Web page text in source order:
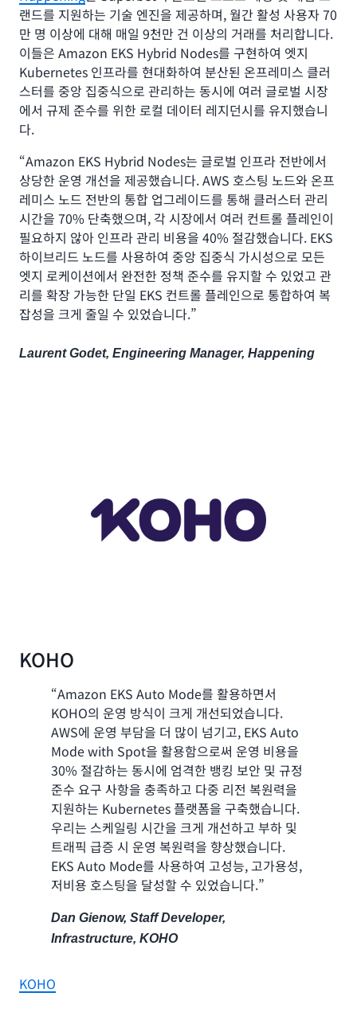
랜드를 지원하는 기술 엔진을 제공하며, 월간 활성 사용자 70
만 명 이상에 대해 매일 9천만 건 이상의 거래를 처리합니다.
이들은 Amazon EKS Hybrid Nodes를 구현하여 엣지
Kubernetes 인프라를 현대화하여 분산된 온프레미스 클러
스터를 중앙 집중식으로 관리하는 동시에 여러 글로벌 시장
에서 규제 준수를 위한 로컬 데이터 레지던시를 유지했습니
다.
“Amazon EKS Hybrid Nodes는 글로벌 인프라 전반에서
상당한 운영 개선을 제공했습니다. AWS 호스팅 노드와 온프
레미스 노드 전반의 통합 업그레이드를 통해 클러스터 관리
시간을 70% 단축했으며, 각 시장에서 여러 컨트롤 플레인이
필요하지 않아 인프라 관리 비용을 40% 절감했습니다. EKS
하이브리드 노드를 사용하여 중앙 집중식 가시성으로 모든
엣지 로케이션에서 완전한 정책 준수를 유지할 수 있었고 관
리를 확장 가능한 단일 EKS 컨트롤 플레인으로 통합하여 복
잡성을 크게 줄일 수 있었습니다.”
Laurent Godet, Engineering Manager, Happening
KOHO
“Amazon EKS Auto Mode를 활용하면서
KOHO의 운영 방식이 크게 개선되었습니다.
AWS에 운영 부담을 더 많이 넘기고, EKS Auto
Mode with Spot을 활용함으로써 운영 비용을
30% 절감하는 동시에 엄격한 뱅킹 보안 및 규정
준수 요구 사항을 충족하고 다중 리전 복원력을
지원하는 Kubernetes 플랫폼을 구축했습니다.
우리는 스케일링 시간을 크게 개선하고 부하 및
트래픽 급증 시 운영 복원력을 향상했습니다.
EKS Auto Mode를 사용하여 고성능, 고가용성,
저비용 호스팅을 달성할 수 있었습니다.”
Dan Gienow, Staff Developer,
Infrastructure, KOHO
KOHO